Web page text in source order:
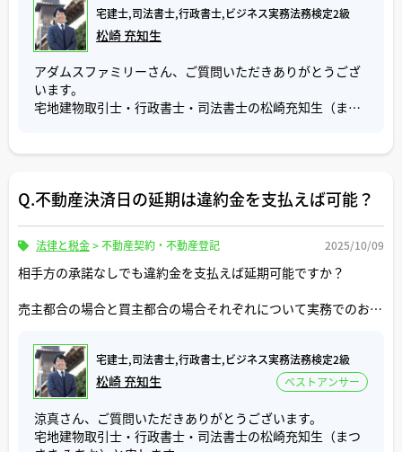
また、登記名義人の住所・氏名変更が混在している場合
は、先行して登記名義人の住所、氏名の変更登記をしてか
らでないと、持分移転登記は却下されてしまいます。
実務上は、住所・氏名変更登記→持分移転登記の順番で連
件申請をするケースが多いです。
ップさせる程、打合せしている購入検討者がそのまま購入
申込みに至る可能性が高いと見込んでいるいうことです。
購入検討者が購入を見送った場合は再度、紹介可能となる
は確認してみないと分からないので、商談中と言われて１
０日程経ったタイミングでまだSUUMOやat home等のネッ
ト媒体に掲載されているようでしたら、再度問い合わせし
囲い込みをすることで、自社のみで買主を見つけることが
でき、売主と買主の双方から仲介手数料を受領できるよう
になる為、一件あたりの契約単価が上がるからです。
購入検討者がいないのに囲い込みをしすぎると、売主にと
売期間が長期化してしまうことになります。
不動産売買では、販売開始から１ヶ月間が新規問い合わせ
が集中しやすいです。このように「商談中」になると、内
見や購入申込みに制限がかかりますので、気になる物件が
ある場合はできるだけお早めに不動産会社にお問い合わせ
いただくことお勧めします。
宅建士,司法書士,行政書士,ビジネス実務法務検定2級
松崎 充知生
アダムスファミリーさん、ご質問いただきありがとうござ
います。
宅地建物取引士・行政書士・司法書士の松崎充知生（まつ
とは可能です。
しかし、2025年現在、社会的に電子署名がまだ浸透しきっ
請や金融機関への預金解約の手続を進めることは難しいと
法務局や金融機関からは、相続人全員が署名捺印した紙媒
体の遺産分割協議書と相続人全員の印鑑証明書の提出を求
められます。
相続人同士で取り決めをするだけで、他の機関へ提出を予
定していない遺産分割協議書であれば電子署名で作成する
Q.不動産決済日の延期は違約金を支払えば可能？
法律と税金>不動産契約・不動産登記 2025/10/09
相手方の承諾なしでも違約金を支払えば延期可能ですか？
売主都合の場合と買主都合の場合それぞれについて実務でのお話
宅建士,司法書士,行政書士,ビジネス実務法務検定2級
松崎 充知生 ベストアンサー
涼真さん、ご質問いただきありがとうございます。
宅地建物取引士・行政書士・司法書士の松崎充知生（まつ